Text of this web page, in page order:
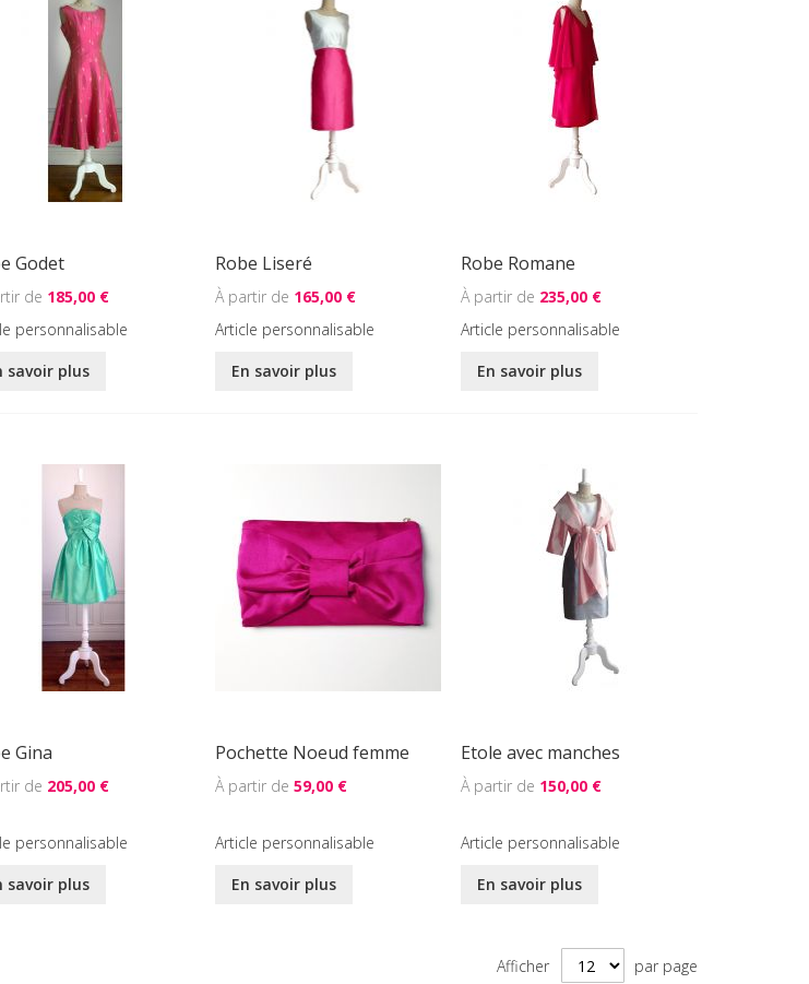
Godet
185,00 €
personnalisable
savoir plus
Robe Liseré
165,00 €
Article personnalisable
En savoir plus
Robe Romane
235,00 €
Article personnalisable
En savoir plus
Gina
205,00 €
personnalisable
savoir plus
Pochette Noeud femme
59,00 €
Article personnalisable
En savoir plus
Etole avec manches
150,00 €
Article personnalisable
En savoir plus
Afficher par page